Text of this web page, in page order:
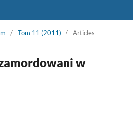
/ Tom 11 (2011) / Articles
w